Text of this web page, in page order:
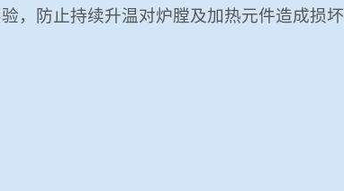
，防止持续升温对炉膛及加热元件造成损坏